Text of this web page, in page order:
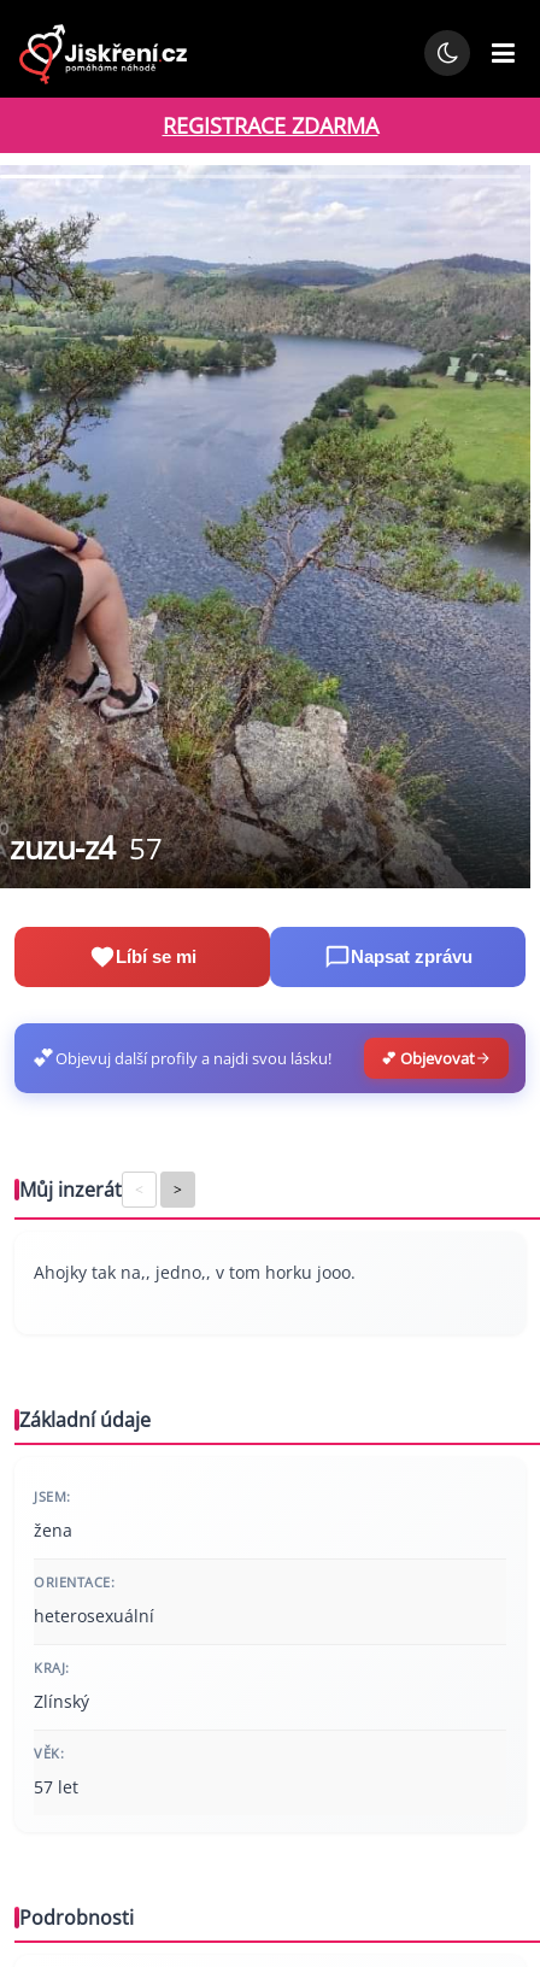
REGISTRACE ZDARMA
zuzu-z4 57
Líbí se mi Napsat zprávu
💕Objevuj další profily a najdi svou lásku! 💕 Objevovat
Můj inzerát < >
Ahojky tak na,, jedno,, v tom horku jooo.
Základní údaje
JSEM:
žena
ORIENTACE:
heterosexuální
KRAJ:
Zlínský
VĚK:
57 let
Podrobnosti